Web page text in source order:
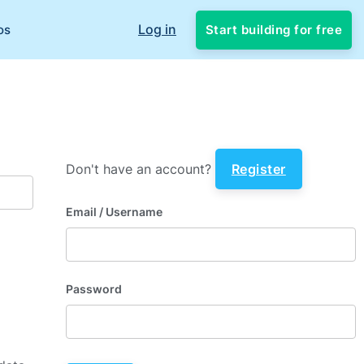
Log in Start building for free
Don't have an account? Register
Email / Username
Password